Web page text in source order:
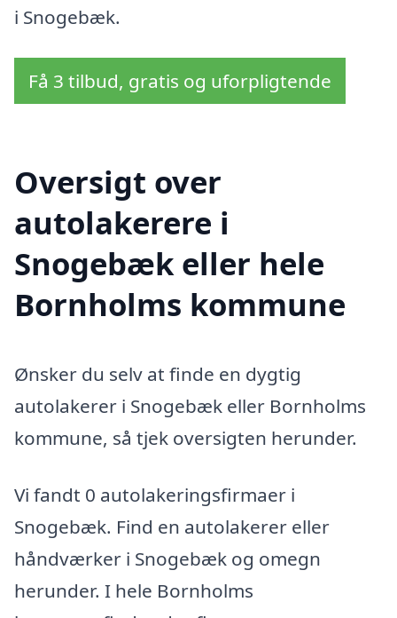
i Snogebæk.
Få 3 tilbud, gratis og uforpligtende
Oversigt over
autolakerere i
Snogebæk eller hele
Bornholms kommune
Ønsker du selv at finde en dygtig
autolakerer i Snogebæk eller Bornholms
kommune, så tjek oversigten herunder.
Vi fandt 0 autolakeringsfirmaer i
Snogebæk. Find en autolakerer eller
håndværker i Snogebæk og omegn
herunder. I hele Bornholms